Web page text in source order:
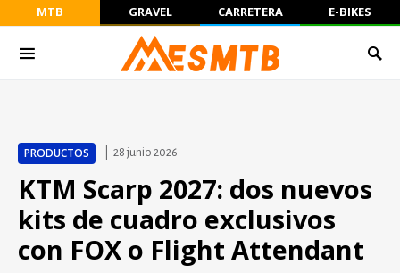
MTB GRAVEL CARRETERA E-BIKES
PRODUCTOS 28 junio 2026
KTM Scarp 2027: dos nuevos
kits de cuadro exclusivos
con FOX o Flight Attendant